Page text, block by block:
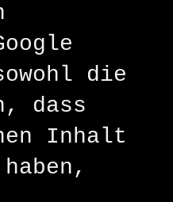
die
dass
Inhalt